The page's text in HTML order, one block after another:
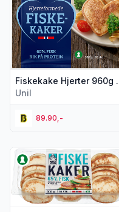
Unil
89.90,-
Vis flere detaljer for